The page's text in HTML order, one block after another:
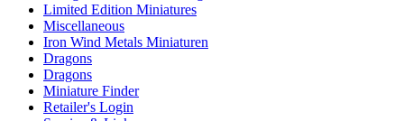
Limited Edition Miniatures
Miscellaneous
Iron Wind Metals Miniaturen
Dragons
Dragons
Miniature Finder
Retailer's Login